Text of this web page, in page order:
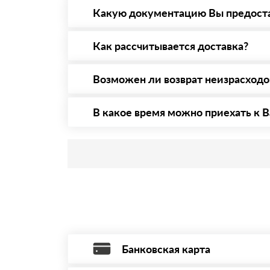
то Вы вправе от него отказаться.
Какую документацию Вы
Как рассчитывается доставка?
стоимости и сроков доставки, которые
Возможен ли возврат
В какое время можно приехать к
Банковская карта